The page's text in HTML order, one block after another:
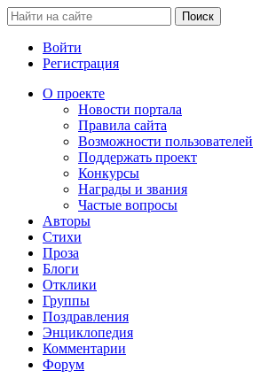
Войти
Регистрация
О проекте
Новости портала
Правила сайта
Возможности пользователей
Поддержать проект
Конкурсы
Награды и звания
Частые вопросы
Авторы
Стихи
Проза
Блоги
Отклики
Группы
Поздравления
Энциклопедия
Комментарии
Форум